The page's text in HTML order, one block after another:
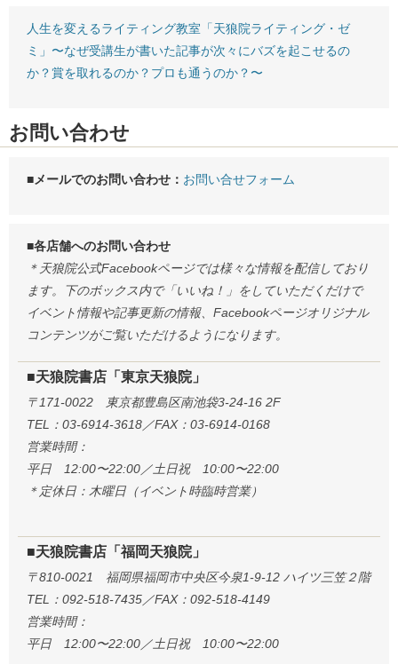
人生を変えるライティング教室「天狼院ライティング・ゼ
ミ」〜なぜ受講生が書いた記事が次々にバズを起こせるの
か？賞を取れるのか？プロも通うのか？〜
お問い合わせ
■メールでのお問い合わせ： お問い合せフォーム
■各店舗へのお問い合わせ
＊天狼院公式Facebookページでは様々な情報を配信しており
ます。下のボックス内で「いいね！」をしていただくだけで
イベント情報や記事更新の情報、Facebookページオリジナル
コンテンツがご覧いただけるようになります。
■天狼院書店「東京天狼院」
〒171-0022 東京都豊島区南池袋3-24-16 2F
TEL：03-6914-3618／FAX：03-6914-0168
営業時間：
平日 12:00〜22:00／土日祝 10:00〜22:00
＊定休日：木曜日（イベント時臨時営業）
■天狼院書店「福岡天狼院」
〒810-0021 福岡県福岡市中央区今泉1-9-12 ハイツ三笠２階
TEL：092-518-7435／FAX：092-518-4149
営業時間：
平日 12:00〜22:00／土日祝 10:00〜22:00